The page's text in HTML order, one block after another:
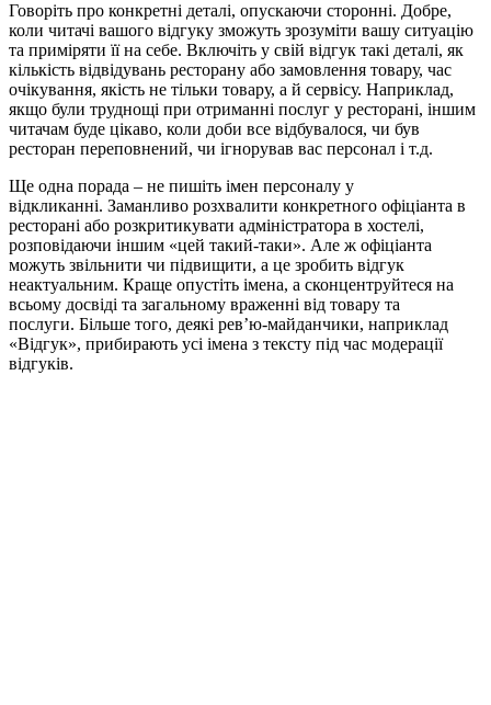
Говоріть про конкретні деталі, опускаючи сторонні. Добре,
коли читачі вашого відгуку зможуть зрозуміти вашу ситуацію
та приміряти її на себе. Включіть у свій відгук такі деталі, як
кількість відвідувань ресторану або замовлення товару, час
очікування, якість не тільки товару, а й сервісу. Наприклад,
якщо були труднощі при отриманні послуг у ресторані, іншим
читачам буде цікаво, коли доби все відбувалося, чи був
ресторан переповнений, чи ігнорував вас персонал і т.д.
Ще одна порада – не пишіть імен персоналу у
відкликанні. Заманливо розхвалити конкретного офіціанта в
ресторані або розкритикувати адміністратора в хостелі,
розповідаючи іншим «цей такий-таки». Але ж офіціанта
можуть звільнити чи підвищити, а це зробить відгук
неактуальним. Краще опустіть імена, а сконцентруйтеся на
всьому досвіді та загальному враженні від товару та
послуги. Більше того, деякі рев’ю-майданчики, наприклад
«Відгук», прибирають усі імена з тексту під час модерації
відгуків.